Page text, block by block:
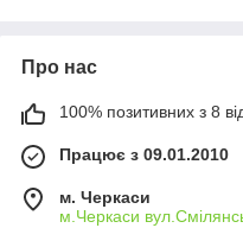
Про нас
100% позитивних з 8
Працює з 09.01.2010
м. Черкаси
м.Черкаси